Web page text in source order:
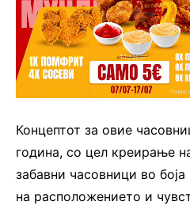
Концептот за овие
година, со цел креирање
забавни часовници во
на расположението и